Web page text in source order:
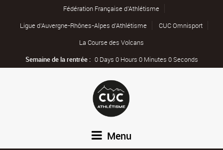
Fédération Française d’Athlétisme
Ligue d’Auvergne-Rhônes-Alpes d’Athlétisme
CUC Omnisport
La Course des Volcans
Semaine de la rentrée : 0 Days 0 Hours 0 Minutes 0 Seconds
Menu